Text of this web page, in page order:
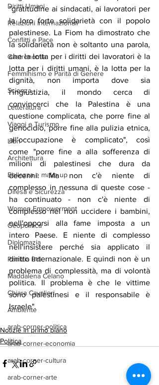
Diritti Umani
Relazioni Internazionali
Conflitti e Pace
Gastronomia
Femminismo e Parità di Genere
Scienza
Letteratura
Viaggi e Turismo
Libri
Architettura
Bellezza e make up
Difesa e Sicurezza
Women Empowerment
Geopolitica
Diplomazia
Patrizia Boi
Maddalena Celano
Chiara Cavalieri
Ambiente
arab-corner-politica
arab-corner-economia
arab-corner-cultura
arab-corner-arte
"gratitudine ai sindacati, ai lavoratori per
la loro forte solidarietà con il popolo
palestinese. La Fiom ha dimostrato che
la solidarietà non è soltanto una parola,
che la lotta per i diritti dei lavoratori è la
lotta per i diritti umani, è la lotta per la
dignità, non importa dove sia
l'ingiustizia, il mondo cerca di
convincerci che la Palestina è una
questione complicata, che porre fine al
genocidio, porre fine alla pulizia etnica,
all'occupazione è complicato", così
come "porre fine a alla sofferenza di
milioni di palestinesi che dura da
decenni. Ma non c'è niente di
complesso in nessuna di queste cose -
ha continuato - non c'è niente di
complesso nel non uccidere i bambini,
nell'opporsi alla fame imposta a un
intero Paese. E niente di complesso
nell'insistere perché sia applicato il
diritto internazionale. E quindi non è un
problema di complessità, ma di volontà
politica. Il problema è che le vittime
sono palestinesi e il responsabile è
Israele".
Notizie in primo piano
Politica